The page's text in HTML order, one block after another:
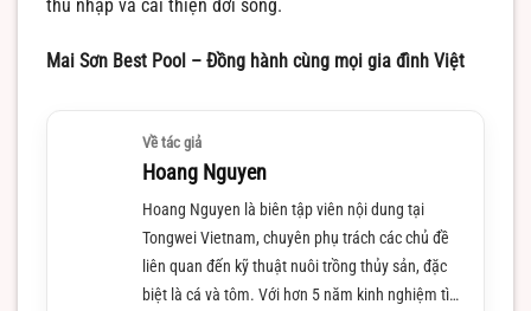
thu nhập và cải thiện đời sống.
Mai Sơn Best Pool – Đồng hành cùng mọi gia đình Việt
Về tác giả
Hoang Nguyen
Hoang Nguyen là biên tập viên nội dung tại
Tongwei Vietnam, chuyên phụ trách các chủ đề
liên quan đến kỹ thuật nuôi trồng thủy sản, đặc
biệt là cá và tôm. Với hơn 5 năm kinh nghiệm tìm